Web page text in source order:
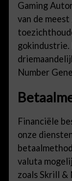
Gaming
van de
Number
Financiële
onze
valuta
zoals Skrill